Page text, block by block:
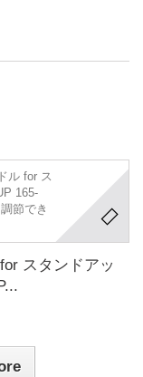
スタンドアッ